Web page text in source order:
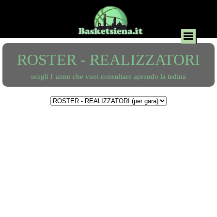
ROSTER - REALIZZATORI
scegli l' anno che vuoi consultare aprendo la tedina